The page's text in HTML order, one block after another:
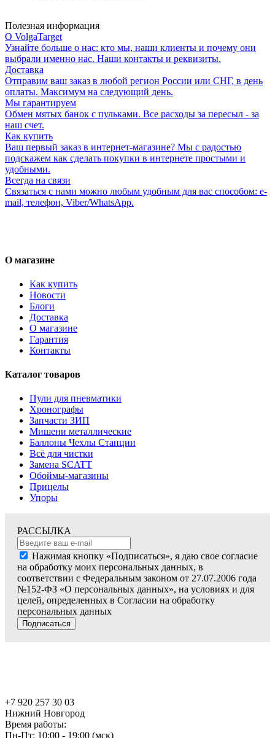
Полезная информация
О VolgaTarget
Узнайте больше о нас: кто мы, наши клиенты и почему они
выбрали именно нас. Наши контакты и реквизиты.
Доставка
Отправим ваш заказ в любой регион России или СНГ, в день
оплаты. Максимум на следующий день.
Мы гарантируем
Обмен мятых банок с пульками. Все расходы за пересыл - за
наш счет.
Как купить
Ваш первый заказ в интернет-магазине? Мы с радостью
подскажем как сделать покупки в интернете простыми и
удобными.
Всегда на связи
Связаться с нами можно любым удобным для вас способом: e-
mail, телефон, Viber/WhatsApp.
О магазине
Как купить
Новости
Блоги
Доставка
О магазине
Гарантия
Контакты
Каталог товаров
Пули для пневматики
Хронографы
Запчасти ЗИП
Мишени металлические
Баллоны Чехлы Станции
Всё для чистки
Замена SCATT
Обоймы-магазины
Прицелы
Упоры
РАССЫЛКА
Нажимая кнопку «Подписаться», я даю свое согласие
на обработку моих персональных данных, в
соответствии с Федеральным законом от 27.07.2006 года
№152-ФЗ «О персональных данных», на условиях и для
целей, определенных в Согласии на обработку
персональных данных
Подписаться
+7 920 257 30 03
Нижний Новгород
Время работы:
Пн-Пт: 10:00 - 19:00 (мск)